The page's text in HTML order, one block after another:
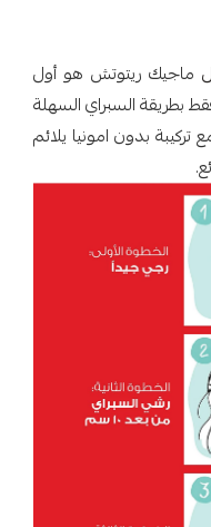
ماجيك ريتوتش هو أول
بطريقة السبراي السهلة
بدون امونيا يلائم